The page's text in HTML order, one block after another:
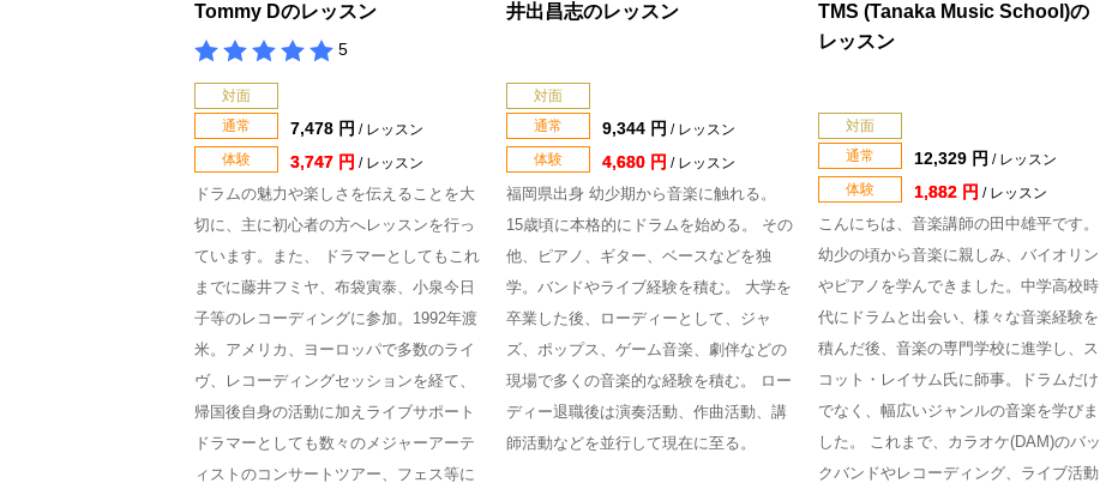
Tommy Dのレッスン
5
対面
通常
7,478 円 / レッスン
体験
3,747 円 / レッスン
ドラムの魅力や楽しさを伝えることを大
切に、主に初心者の方へレッスンを行っ
ています。また、 ドラマーとしてもこれ
までに藤井フミヤ、布袋寅泰、小泉今日
子等のレコーディングに参加。1992年渡
米。アメリカ、ヨーロッパで多数のライ
ヴ、レコーディングセッションを経て、
帰国後自身の活動に加えライブサポート
ドラマーとしても数々のメジャーアーテ
ィストのコンサートツアー、フェス等に
井出昌志のレッスン
対面
通常
9,344 円 / レッスン
体験
4,680 円 / レッスン
福岡県出身 幼少期から音楽に触れる。
15歳頃に本格的にドラムを始める。 その
他、ピアノ、ギター、ベースなどを独
学。バンドやライブ経験を積む。 大学を
卒業した後、ローディーとして、ジャ
ズ、ポップス、ゲーム音楽、劇伴などの
現場で多くの音楽的な経験を積む。 ロー
ディー退職後は演奏活動、作曲活動、講
師活動などを並行して現在に至る。
TMS (Tanaka Music School)の
レッスン
対面
通常
12,329 円 / レッスン
体験
1,882 円 / レッスン
こんにちは、音楽講師の田中雄平です。
幼少の頃から音楽に親しみ、バイオリン
やピアノを学んできました。中学高校時
代にドラムと出会い、様々な音楽経験を
積んだ後、音楽の専門学校に進学し、ス
コット・レイサム氏に師事。ドラムだけ
でなく、幅広いジャンルの音楽を学びま
した。 これまで、カラオケ(DAM)のバッ
クバンドやレコーディング、ライブ活動